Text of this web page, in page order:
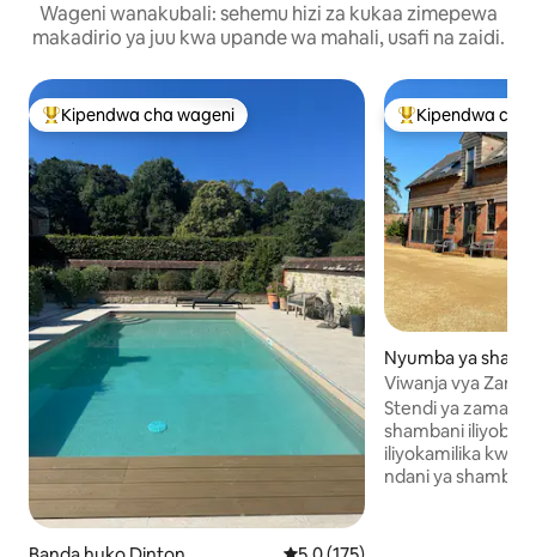
Wageni wanakubali: sehemu hizi za kukaa zimepewa
makadirio ya juu kwa upande wa mahali, usafi na zaidi.
Kipendwa maarufu cha wageni
Kipendwa cha wageni Kipendwa
Kipendwa cha
Nyumba ya
Clarendon
Viwanja vya
Stendi ya zamani
shambani
iliyokamilika kwa
ndani ya shamba la